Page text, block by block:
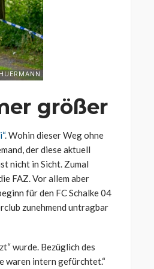
größer
. Wohin dieser Weg ohne
der diese aktuell
nicht in Sicht. Zumal
FAZ. Vor allem aber
für den FC Schalke 04
zunehmend untragbar
wurde. Bezüglich des
waren intern gefürchtet.“